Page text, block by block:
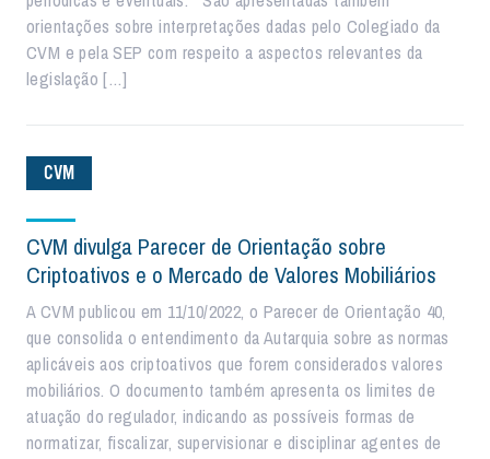
orientações sobre interpretações dadas pelo Colegiado da
CVM e pela SEP com respeito a aspectos relevantes da
legislação […]
CVM
CVM divulga Parecer de Orientação sobre
Criptoativos e o Mercado de Valores Mobiliários
A CVM publicou em 11/10/2022, o Parecer de Orientação 40,
que consolida o entendimento da Autarquia sobre as normas
aplicáveis aos criptoativos que forem considerados valores
mobiliários. O documento também apresenta os limites de
atuação do regulador, indicando as possíveis formas de
normatizar, fiscalizar, supervisionar e disciplinar agentes de